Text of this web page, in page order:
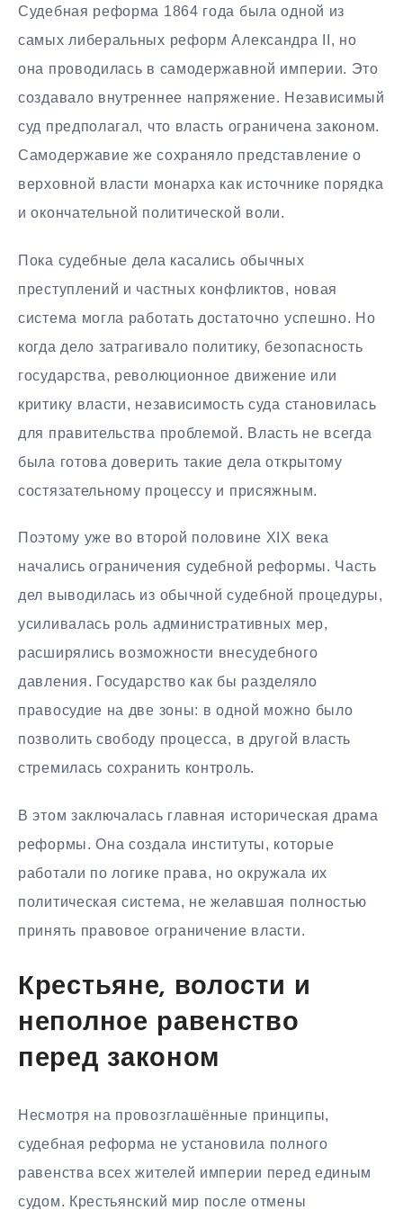
Судебная реформа 1864 года была одной из
самых либеральных реформ Александра II, но
она проводилась в самодержавной империи. Это
создавало внутреннее напряжение. Независимый
суд предполагал, что власть ограничена законом.
Самодержавие же сохраняло представление о
верховной власти монарха как источнике порядка
и окончательной политической воли.
Пока судебные дела касались обычных
преступлений и частных конфликтов, новая
система могла работать достаточно успешно. Но
когда дело затрагивало политику, безопасность
государства, революционное движение или
критику власти, независимость суда становилась
для правительства проблемой. Власть не всегда
была готова доверить такие дела открытому
состязательному процессу и присяжным.
Поэтому уже во второй половине XIX века
начались ограничения судебной реформы. Часть
дел выводилась из обычной судебной процедуры,
усиливалась роль административных мер,
расширялись возможности внесудебного
давления. Государство как бы разделяло
правосудие на две зоны: в одной можно было
позволить свободу процесса, в другой власть
стремилась сохранить контроль.
В этом заключалась главная историческая драма
реформы. Она создала институты, которые
работали по логике права, но окружала их
политическая система, не желавшая полностью
принять правовое ограничение власти.
Крестьяне, волости и
неполное равенство
перед законом
Несмотря на провозглашённые принципы,
судебная реформа не установила полного
равенства всех жителей империи перед единым
судом. Крестьянский мир после отмены